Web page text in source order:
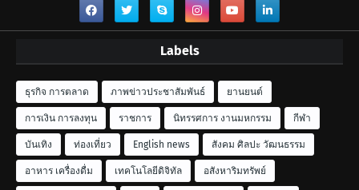
Labels
ธุรกิจ การตลาด ภาพข่าวประชาสัมพันธ์ ยานยนต์
การเงิน การลงทุน ราชการ นิทรรศการ งานมหกรรม กีฬา
บันเทิง ท่องเที่ยว English news สังคม ศิลปะ วัฒนธรรม
อาหาร เครื่องดื่ม เทคโนโลยีดิจิทัล อสังหาริมทรัพย์